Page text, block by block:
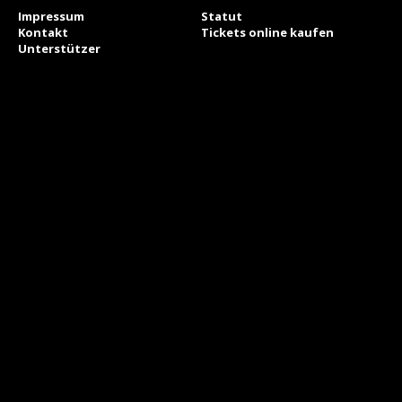
Impressum
Statut
Kontakt
Tickets online kaufen
Unterstützer